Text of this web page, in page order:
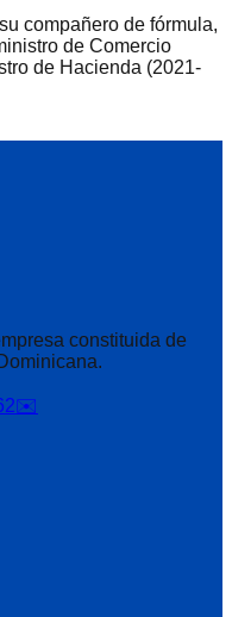
compañero de fórmula,
de Comercio
de Hacienda (2021-
constituida de
✉️